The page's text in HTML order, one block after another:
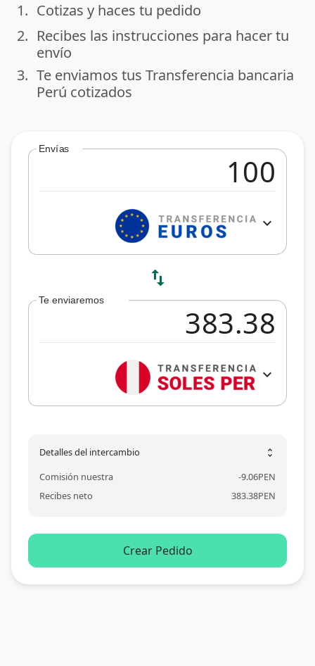
done
1. Cotizas y haces tu pedido
done
2. Recibes las instrucciones para hacer tu
envío
done
3. Te enviamos tus Transferencia bancaria
Perú cotizados
Envías
expand_more
swap_vert
Te enviaremos
expand_more
Detalles del intercambio unfold_more
Comisión nuestra -9.06PEN
Recibes neto
383.38PEN
Crear Pedido